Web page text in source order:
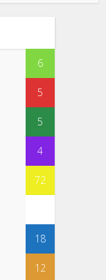
6
5
5
4
72
18
12